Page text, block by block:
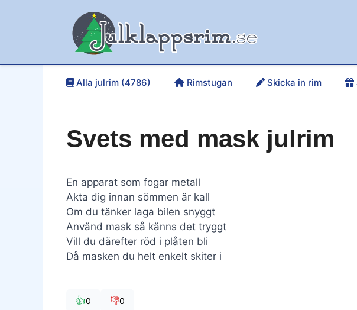
Alla julrim (4786) Rimstugan Skicka in rim
Svets med mask julrim
En apparat som fogar metall
Akta dig innan sömmen är kall
Om du tänker laga bilen snyggt
Använd mask så känns det tryggt
Vill du därefter röd i plåten bli
Då masken du helt enkelt skiter i
👍0 👎0